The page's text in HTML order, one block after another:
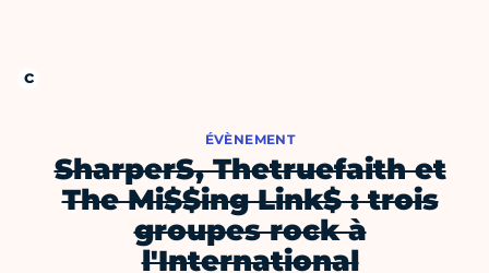
ÉVÈNEMENT
SharperS, Thetruefaith et
The Mi$$ing Link$ : trois
groupes rock à
l'International